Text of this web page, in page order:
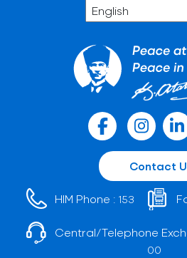
Contact
HIM Phone : 153
Central/Telephone
00